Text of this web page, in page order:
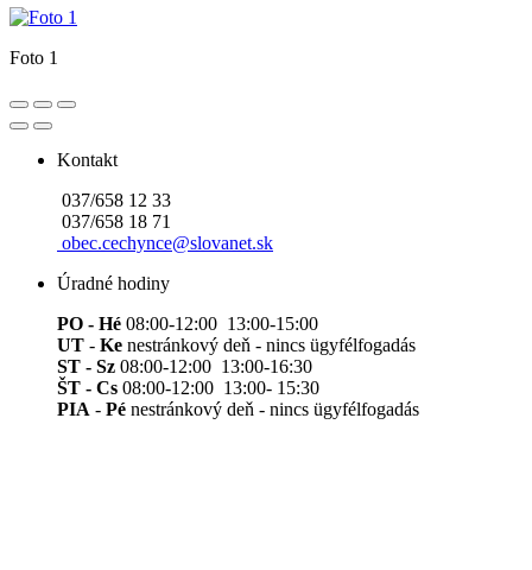
Foto 1
Kontakt
037/658 12 33
037/658 18 71
obec.cechynce@slovanet.sk
Úradné hodiny
PO - Hé 08:00-12:00 13:00-15:00
UT - Ke nestránkový deň - nincs ügyfélfogadás
ST - Sz 08:00-12:00 13:00-16:30
ŠT - Cs 08:00-12:00 13:00- 15:30
PIA - Pé nestránkový deň - nincs ügyfélfogadás